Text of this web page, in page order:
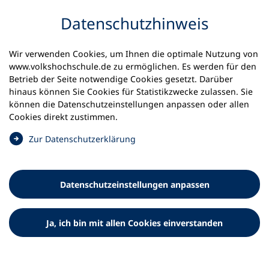
Datenschutz­hinweis
Wir verwenden Cookies, um Ihnen die optimale Nutzung von
www.volkshochschule.de zu ermöglichen. Es werden für den
Betrieb der Seite notwendige Cookies gesetzt. Darüber
hinaus können Sie Cookies für Statistikzwecke zulassen. Sie
können die Datenschutz­einstellungen anpassen oder allen
Cookies direkt zustimmen.
Zur Datenschutz­erklärung
Datenschutz­einstellungen anpassen
Ja, ich bin mit allen Cookies einverstanden
Mobilitätswende und Klimaschutz in Rheinland-Pfalz
voranbringen
28.10.2020
Mobilitätswende und
voranbringen
Weiterbildungsinitiative will Lust auf klimafreundliche
Mobilität in Gemeinschaft machen.